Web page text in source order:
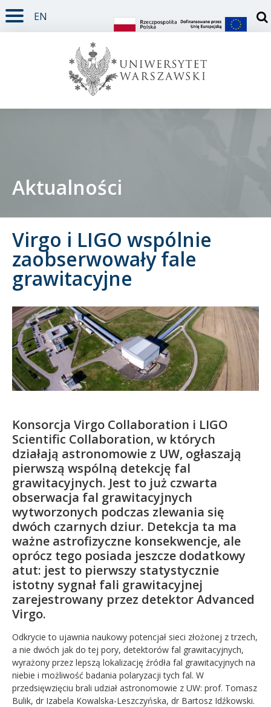
TREŚĆ STRONY
MENU GŁÓWNE
WYSZUKIWARKA
SOCIAL MEDIA
STOPKA STRONY
EN
Doktorant
Pracownik
Kandydat
Absolwent
Aktualności
Virgo i LIGO wspólnie
zaobserwowały fale
grawitacyjne
Konsorcja Virgo Collaboration i LIGO
Scientific Collaboration, w których
działają astronomowie z UW, ogłaszają
pierwszą wspólną detekcję fal
grawitacyjnych. Jest to już czwarta
obserwacja fal grawitacyjnych
wytworzonych podczas zlewania się
dwóch czarnych dziur. Detekcja ta ma
ważne astrofizyczne konsekwencje, ale
oprócz tego posiada jeszcze dodatkowy
atut: jest to pierwszy statystycznie
istotny sygnał fali grawitacyjnej
zarejestrowany przez detektor Advanced
Virgo.
Odkrycie to ujawnia naukowy potencjał sieci złożonej z trzech,
a nie dwóch jak do tej pory, detektorów fal grawitacyjnych,
wyrażony przez lepszą lokalizację źródła fal grawitacyjnych na
niebie i możliwość badania polaryzacji tych fal. W
przedsięwzięciu brali udział astronomowie z UW: prof. Tomasz
Bulik, dr Izabela Kowalska-Leszczyńska, dr Bartosz Idźkowski.